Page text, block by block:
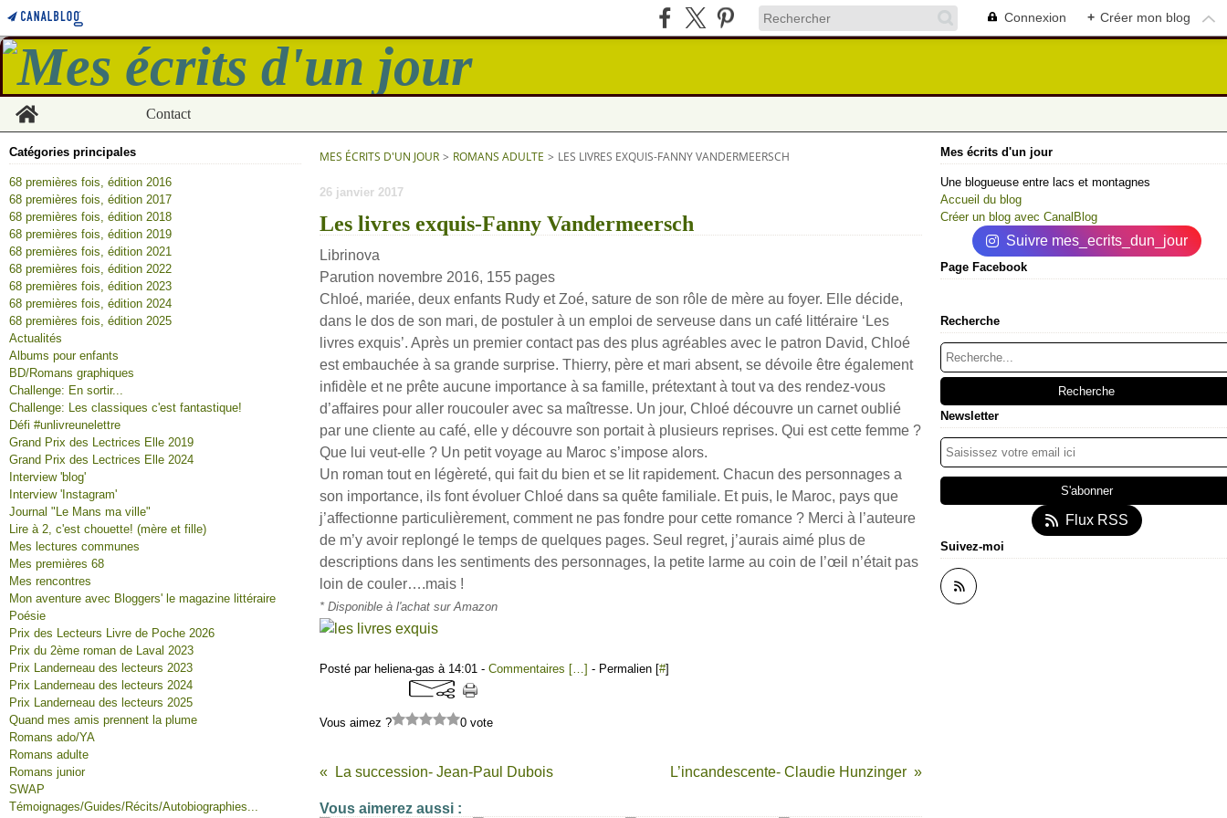
Connexion + Créer mon blog
Home
Contact
Catégories principales
68 premières fois, édition 2016
68 premières fois, édition 2017
68 premières fois, édition 2018
68 premières fois, édition 2019
68 premières fois, édition 2021
68 premières fois, édition 2022
68 premières fois, édition 2023
68 premières fois, édition 2024
68 premières fois, édition 2025
Actualités
Albums pour enfants
BD/Romans graphiques
Challenge: En sortir...
Challenge: Les classiques c'est fantastique!
Défi #unlivreunelettre
Grand Prix des Lectrices Elle 2019
Grand Prix des Lectrices Elle 2024
Interview 'blog'
Interview 'Instagram'
Journal "Le Mans ma ville"
Lire à 2, c'est chouette! (mère et fille)
Mes lectures communes
Mes premières 68
Mes rencontres
Mon aventure avec Bloggers' le magazine littéraire
Poésie
Prix des Lecteurs Livre de Poche 2026
Prix du 2ème roman de Laval 2023
Prix Landerneau des lecteurs 2023
Prix Landerneau des lecteurs 2024
Prix Landerneau des lecteurs 2025
Quand mes amis prennent la plume
Romans ado/YA
Romans adulte
Romans junior
SWAP
Témoignages/Guides/Récits/Autobiographies...
MES ÉCRITS D'UN JOUR > ROMANS ADULTE > LES LIVRES EXQUIS-FANNY VANDERMEERSCH
26 janvier 2017
Les livres exquis-Fanny Vandermeersch
Librinova
Parution novembre 2016, 155 pages
Chloé, mariée, deux enfants Rudy et Zoé, sature de son rôle de mère au foyer. Elle décide,
dans le dos de son mari, de postuler à un emploi de serveuse dans un café littéraire ‘Les
livres exquis’. Après un premier contact pas des plus agréables avec le patron David, Chloé
est embauchée à sa grande surprise. Thierry, père et mari absent, se dévoile être également
infidèle et ne prête aucune importance à sa famille, prétextant à tout va des rendez-vous
d’affaires pour aller roucouler avec sa maîtresse. Un jour, Chloé découvre un carnet oublié
par une cliente au café, elle y découvre son portait à plusieurs reprises. Qui est cette femme ?
Que lui veut-elle ? Un petit voyage au Maroc s’impose alors.
Un roman tout en légèreté, qui fait du bien et se lit rapidement. Chacun des personnages a
son importance, ils font évoluer Chloé dans sa quête familiale. Et puis, le Maroc, pays que
j’affectionne particulièrement, comment ne pas fondre pour cette romance ? Merci à l’auteure
de m’y avoir replongé le temps de quelques pages. Seul regret, j’aurais aimé plus de
descriptions dans les sentiments des personnages, la petite larme au coin de l’œil n’était pas
loin de couler….mais !
* Disponible à l'achat sur Amazon
Posté par heliena-gas à 14:01 - Commentaires […] - Permalien [#]
Vous aimez ? 0 vote
La succession- Jean-Paul Dubois L’incandescente- Claudie Hunzinger
Vous aimerez aussi :
Mes écrits d'un jour
Une blogueuse entre lacs et montagnes
Accueil du blog
Créer un blog avec CanalBlog
Suivre mes_ecrits_dun_jour
Page Facebook
Recherche
Newsletter
Flux RSS
Suivez-moi